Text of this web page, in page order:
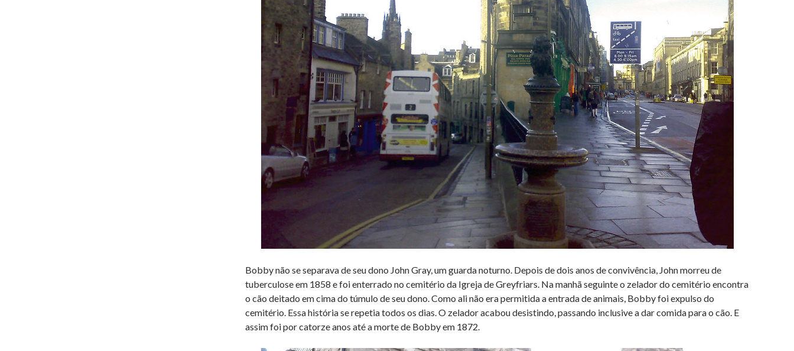
Bobby não se separava de seu dono John Gray, um guarda noturno. Depois de dois anos de convivência, John morreu de
tuberculose em 1858 e foi enterrado no cemitério da Igreja de Greyfriars. Na manhã seguinte o zelador do cemitério encontra
o cão deitado em cima do túmulo de seu dono. Como ali não era permitida a entrada de animais, Bobby foi expulso do
cemitério. Essa história se repetia todos os dias. O zelador acabou desistindo, passando inclusive a dar comida para o cão. E
assim foi por catorze anos até a morte de Bobby em 1872.